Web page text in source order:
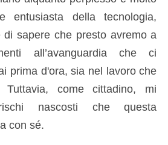
entusiasta della tecnologia,
di sapere che presto avremo a
all’avanguardia che ci
prima d'ora, sia nel lavoro che
come cittadino, mi
nascosti che questa
con sé.